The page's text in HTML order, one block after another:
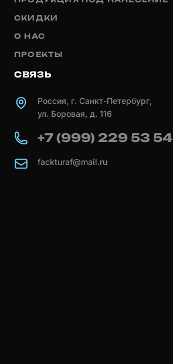
СКИДКИ
О НАС
ПРОЕКТЫ
СВЯЗЬ
Россия, г. Санкт-Петербург,
ул. Боровая, д. 116
+7 (999) 229 53 54
fackturaf@mail.ru